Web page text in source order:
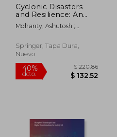
dcto. $ 123.52
Cyclonic Disasters
and Resilience: An
Empirical Study on
South Asian Coastal
Mohanty, Ashutosh ;
R. B.
Springer, Tapa Dura,
Nuevo